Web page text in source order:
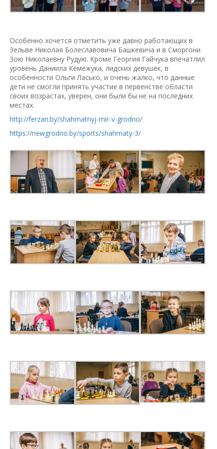
Особенно хочется отметить уже давно работающих в
Зельве Николая Болеславовича Башкевича и в Сморгони
Зою Николаевну Рудую. Кроме Георгия Гайчука впечатлил
уровень Даниила Кемежука, лидских девушек, в
особенности Ольги Ласько, и очень жалко, что данные
дети не смогли принять участие в первенстве области
своих возрастах, уверен, они были бы не на последних
местах.
http://ferzan.by/shahmatnyj-mir-v-grodno/
https://newgrodno.by/sports/shahmaty-3/